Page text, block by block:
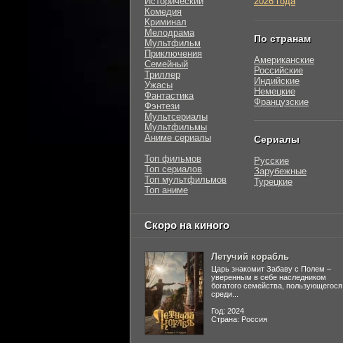
Комедия
Криминал
Мелодрама
Мультфильм
Приключения
Семейный
Триллер
Ужасы
Фантастика
Фэнтези
Мультсериалы
Мультфильмы
Аниме сериалы
Топ фильмов
Топ сериалов
Топ мультфильмов
Топ аниме
По странам
Американские
Российские
Индийские
Немецкие
Французские
Сериалы
Русские
Зарубежные
Турецкие
Скоро на киного
Летучий корабль
Царь знакомит Забаву с Полем –
уверенным в себе наследником
богатого семейства, пользующегося
среди...
Год: 2024
Страна: Россия